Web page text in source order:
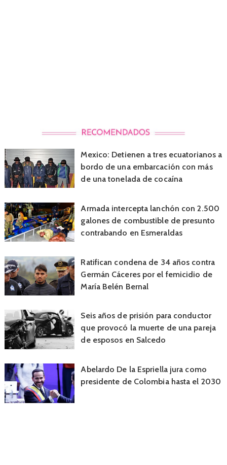
Mexico: Detienen a tres ecuatorianos a
bordo de una embarcación con más
de una tonelada de cocaína
Armada intercepta lanchón con 2.500
galones de combustible de presunto
contrabando en Esmeraldas
Ratifican condena de 34 años contra
Germán Cáceres por el femicidio de
María Belén Bernal
Seis años de prisión para conductor
que provocó la muerte de una pareja
de esposos en Salcedo
Abelardo De la Espriella jura como
presidente de Colombia hasta el 2030